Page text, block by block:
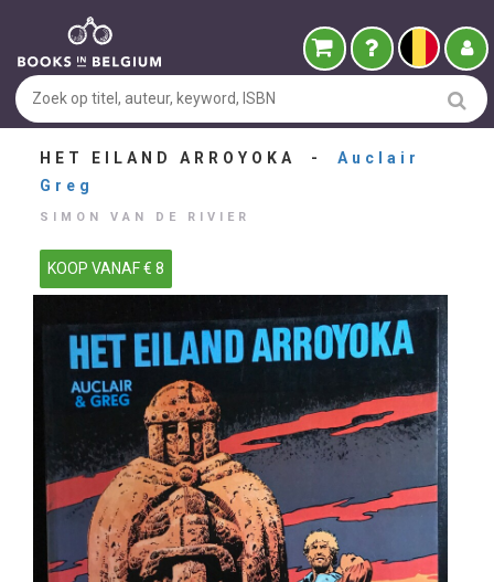
HET EILAND ARROYOKA - Auclair
Greg
SIMON VAN DE RIVIER
KOOP VANAF € 8